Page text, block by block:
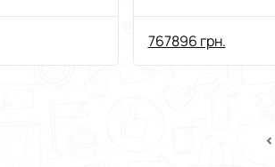
767896 грн.